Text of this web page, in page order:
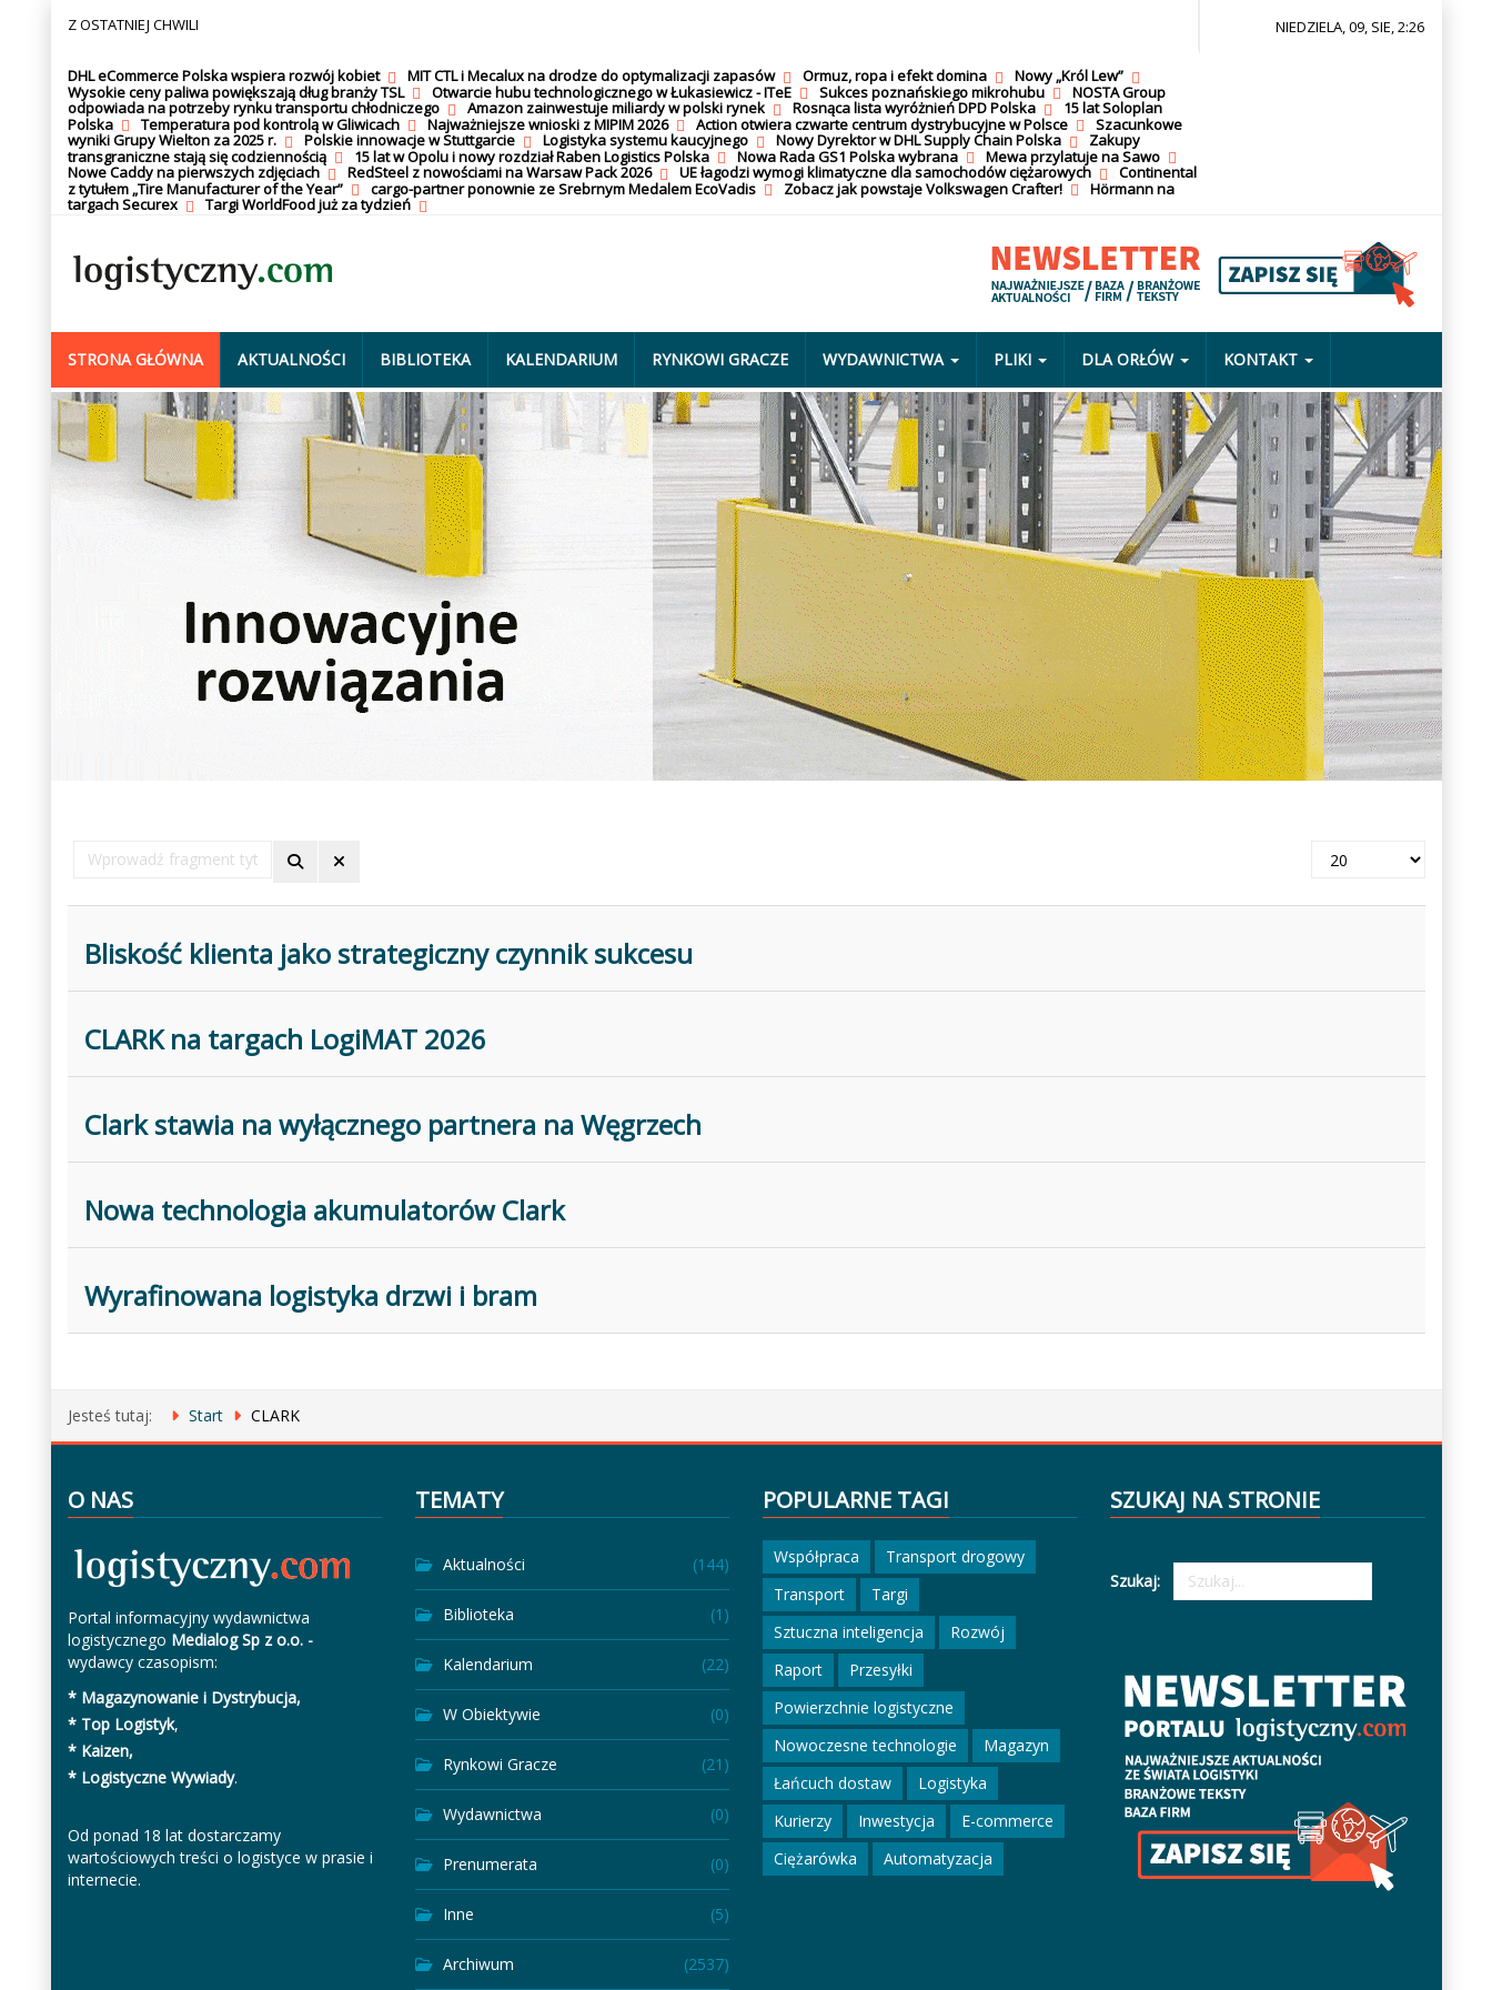
Z OSTATNIEJ CHWILI
DHL eCommerce Polska wspiera rozwój kobiet MIT CTL i Mecalux na drodze do optymalizacji zapasów Ormuz, ropa i efekt domina
Nowy „Król Lew”
Wysokie ceny paliwa powiększają dług branży TSL
Otwarcie hubu technologicznego w Łukasiewicz - ITeE Sukces poznańskiego mikrohubu
NOSTA Group
odpowiada na potrzeby rynku transportu chłodniczego
Amazon zainwestuje miliardy w polski rynek Rosnąca lista wyróżnień DPD Polska
15 lat Soloplan
Polska
Temperatura pod kontrolą w Gliwicach Najważniejsze wnioski z MIPIM 2026 Action otwiera czwarte centrum dystrybucyjne w Polsce
Szacunkowe
wyniki Grupy Wielton za 2025 r.
Polskie innowacje w Stuttgarcie Logistyka systemu kaucyjnego Nowy Dyrektor w DHL Supply Chain Polska
Zakupy
transgraniczne stają się codziennością
15 lat w Opolu i nowy rozdział Raben Logistics Polska Nowa Rada GS1 Polska wybrana
Mewa przylatuje na Sawo
Nowe Caddy na pierwszych zdjęciach
RedSteel z nowościami na Warsaw Pack 2026 UE łagodzi wymogi klimatyczne dla samochodów ciężarowych
Continental
z tytułem „Tire Manufacturer of the Year”
cargo-partner ponownie ze Srebrnym Medalem EcoVadis Zobacz jak powstaje Volkswagen Crafter!
Hörmann na
targach Securex
Targi WorldFood już za tydzień
NIEDZIELA, 09, SIE, 2:26
STRONA GŁÓWNA AKTUALNOŚCI BIBLIOTEKA KALENDARIUM RYNKOWI GRACZE WYDAWNICTWA PLIKI DLA ORŁÓW KONTAKT
Wprowadź
fragment
Pokaż
Bliskość klienta jako strategiczny czynnik sukcesu
CLARK na targach LogiMAT 2026
Clark stawia na wyłącznego partnera na Węgrzech
Nowa technologia akumulatorów Clark
Wyrafinowana logistyka drzwi i bram
Jesteś tutaj: Start CLARK
O NAS
Portal informacyjny wydawnictwa
logistycznego Medialog Sp z o.o. -
wydawcy czasopism:
* Magazynowanie i Dystrybucja,
* Top Logistyk,
* Kaizen,
* Logistyczne Wywiady.
Od ponad 18 lat dostarczamy
wartościowych treści o logistyce w prasie i
internecie.
TEMATY
Aktualności (144)
Biblioteka (1)
Kalendarium (22)
W Obiektywie (0)
Rynkowi Gracze (21)
Wydawnictwa (0)
Prenumerata (0)
Inne (5)
Archiwum (2537)
POPULARNE TAGI
Współpraca
Transport drogowy
Transport
Targi
Sztuczna inteligencja
Rozwój
Raport
Przesyłki
Powierzchnie logistyczne
Nowoczesne technologie
Magazyn
Łańcuch dostaw
Logistyka
Kurierzy
Inwestycja
E-commerce
Ciężarówka
Automatyzacja
SZUKAJ NA STRONIE
Szukaj: